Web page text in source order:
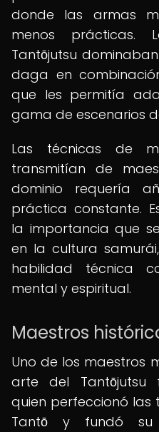
donde las armas
menos prácticas.
Tantōjutsu
daga en
que les permitía
gama de escenarios
Las técnicas de
transmitían de
dominio requería
práctica constante.
la importancia que
en la cultura
habilidad técnica
mental y espiritual.
Maestros
Uno de los maestros
arte del Tantōjutsu
quien perfeccionó las
Tantō y fundó